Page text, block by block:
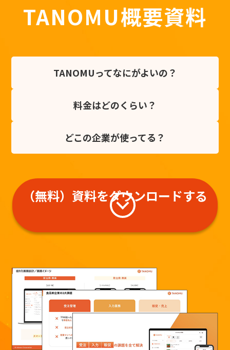
TANOMU概要資料
TANOMUってなにがよいの？
料金はどのくらい？
どこの企業が使ってる？
（無料）資料をダウンロードする